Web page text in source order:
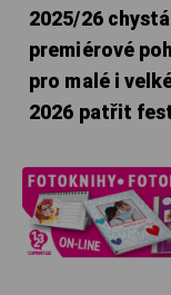
2025/26
premiérové
pro malé i
2026 patřit